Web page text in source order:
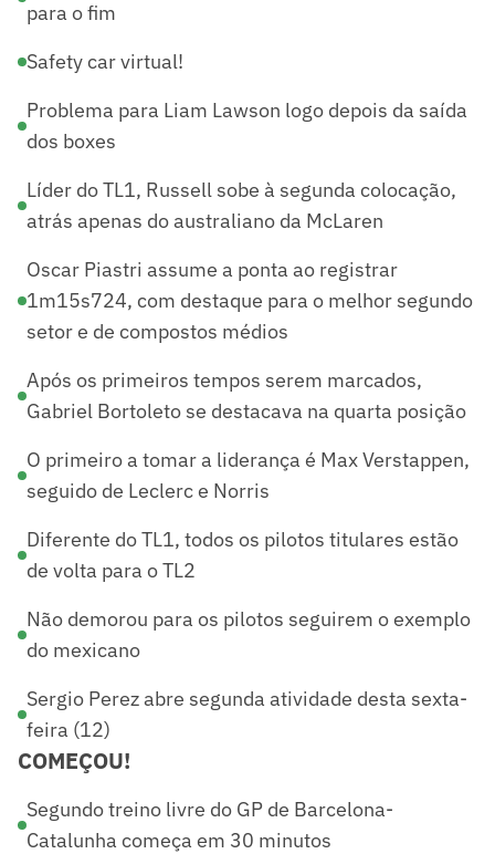
para o fim
Safety car virtual!
Problema para Liam Lawson logo depois da saída
dos boxes
Líder do TL1, Russell sobe à segunda colocação,
atrás apenas do australiano da McLaren
Oscar Piastri assume a ponta ao registrar
1m15s724, com destaque para o melhor segundo
setor e de compostos médios
Após os primeiros tempos serem marcados,
Gabriel Bortoleto se destacava na quarta posição
O primeiro a tomar a liderança é Max Verstappen,
seguido de Leclerc e Norris
Diferente do TL1, todos os pilotos titulares estão
de volta para o TL2
Não demorou para os pilotos seguirem o exemplo
do mexicano
Sergio Perez abre segunda atividade desta sexta-
feira (12)
COMEÇOU!
Segundo treino livre do GP de Barcelona-
Catalunha começa em 30 minutos